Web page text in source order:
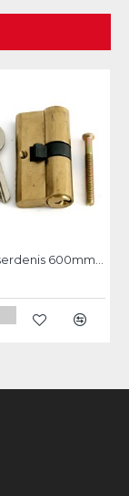
Atslēgas serdenis 600mm Strend pro